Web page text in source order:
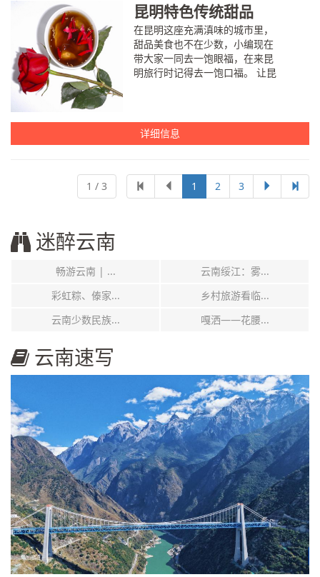
昆明特色传统甜品
在昆明这座充满滇味的城市里，
甜品美食也不在少数，小编现在
带大家一同去一饱眼福，在来昆
明旅行时记得去一饱口福。 让昆
详细信息
1 / 3 1 2 3
迷醉云南
畅游云南 | ...
云南绥江：雾...
彩虹粽、傣家...
乡村旅游看临...
云南少数民族...
嘎洒——花腰...
云南速写